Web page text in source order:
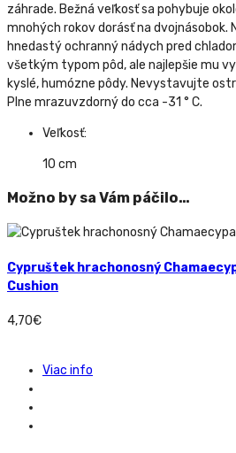
záhrade. Bežná veľkosť sa pohybuje
mnohých rokov dorásť na dvojnásobok.
hnedastý ochranný nádych pred
všetkým typom pôd, ale najlepšie mu
kyslé, humózne pôdy. Nevystavujte
Plne mrazuvzdorný do cca -31 ° C.
Veľkosť:
10 cm
Možno by sa Vám páčilo…
Cypruštek hrachonosný
Cushion
4,70€
Viac info